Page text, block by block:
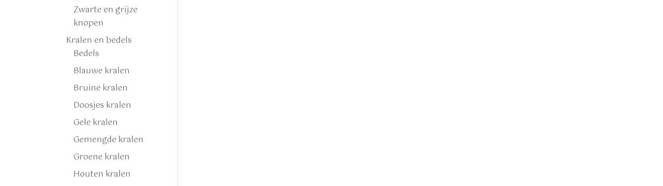
Zwarte en grijze
knopen
Kralen en bedels
Bedels
Blauwe kralen
Bruine kralen
Doosjes kralen
Gele kralen
Gemengde kralen
Groene kralen
Houten kralen